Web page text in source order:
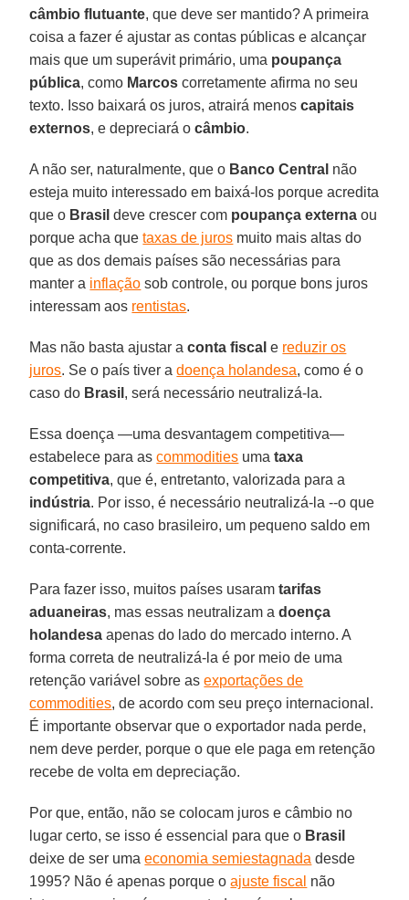
câmbio flutuante, que deve ser mantido? A primeira
coisa a fazer é ajustar as contas públicas e alcançar
mais que um superávit primário, uma poupança
pública, como Marcos corretamente afirma no seu
texto. Isso baixará os juros, atrairá menoscapitais
externos, e depreciará o câmbio.
A não ser, naturalmente, que o Banco Central não
esteja muito interessado em baixá-los porque acredita
que o Brasil deve crescer com poupança externa ou
porque acha quetaxas de juros muito mais altas do
que as dos demais países são necessárias para
manter a inflação sob controle, ou porque bons juros
interessam aos rentistas.
Mas não basta ajustar aconta fiscal e reduzir os
juros. Se o país tiver adoença holandesa, como é o
caso do Brasil , será necessário neutralizá-la.
Essa doença —uma desvantagem competitiva—
estabelece para ascommodities umataxa
competitiva, que é, entretanto, valorizada para a
indústria. Por isso, é necessário neutralizá-la --o que
significará, no caso brasileiro, um pequeno saldo em
conta-corrente.
Para fazer isso, muitos países usaramtarifas
aduaneiras, mas essas neutralizam adoença
holandesa apenas do lado do mercado interno. A
forma correta de neutralizá-la é por meio de uma
retenção variável sobre asexportações de
commodities, de acordo com seu preço internacional.
É importante observar que o exportador nada perde,
nem deve perder, porque o que ele paga em retenção
recebe de volta em depreciação.
Por que, então, não se colocam juros e câmbio no
lugar certo, se isso é essencial para que o Brasil
deixe de ser umaeconomia semiestagnada desde
1995? Não é apenas porque oajuste fiscal não